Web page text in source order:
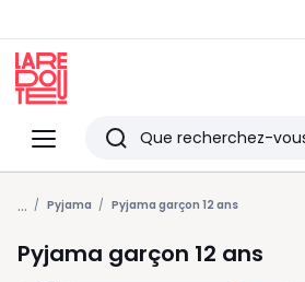
Menu
Redoute
Rechercher
Derniers
articles
vus
... Pyjama Pyjama garçon 12 ans
Pyjama garçon 12 ans